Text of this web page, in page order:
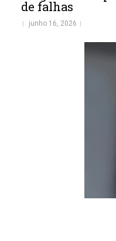
de falhas
junho 16, 2026